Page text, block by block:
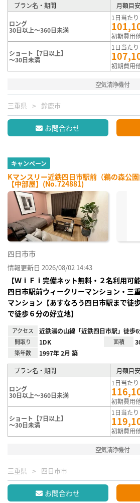
プラン名・期間 月額目安
ロング
30日以上～360日未満
1日当た
初期費用
ショート【7日以上】
～30日未満
1日当た
初期費用
空気清浄機付
三重県 鈴鹿市
お問合わせ
キャンペーン
Kマンスリー近鉄四日市駅前（鵜の森公
【中部屋】(No.724881)
四日市市
情報更新日 2026/08/02 14:43
【ＷｉＦｉ完備ネット無料・２名利用可
四日市駅前ウィークリーマンション・三
マンション【あすなろう四日市駅まで徒
で徒歩６分の好立地】
アクセス 近鉄湯の山線「近鉄四日市駅」徒歩
間取り 1DK 面積
築年数 1997年 2月 築
プラン名・期間 月額目安
ロング
30日以上～360日未満
1日当た
初期費用
ショート【7日以上】
～30日未満
1日当た
初期費用
空気清浄機付
三重県 四日市市
お問合わせ